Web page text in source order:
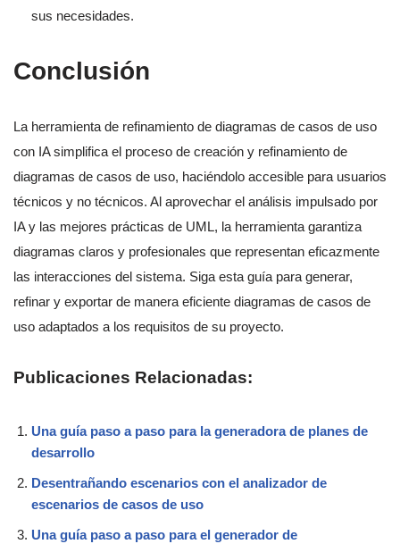
sus necesidades.
Conclusión
La herramienta de refinamiento de diagramas de casos de uso
con IA simplifica el proceso de creación y refinamiento de
diagramas de casos de uso, haciéndolo accesible para usuarios
técnicos y no técnicos. Al aprovechar el análisis impulsado por
IA y las mejores prácticas de UML, la herramienta garantiza
diagramas claros y profesionales que representan eficazmente
las interacciones del sistema. Siga esta guía para generar,
refinar y exportar de manera eficiente diagramas de casos de
uso adaptados a los requisitos de su proyecto.
Publicaciones Relacionadas:
Una guía paso a paso para la generadora de planes de
desarrollo
Desentrañando escenarios con el analizador de
escenarios de casos de uso
Una guía paso a paso para el generador de